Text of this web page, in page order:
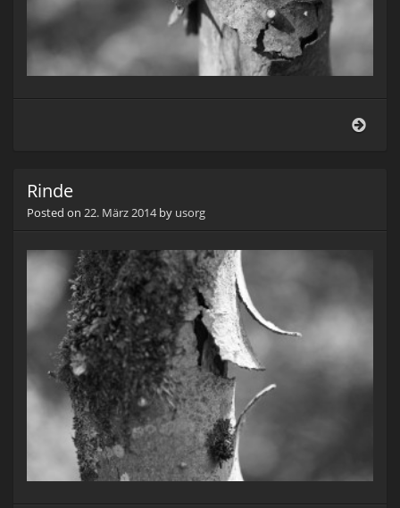
Rinde
Posted on 22. März 2014by usorg